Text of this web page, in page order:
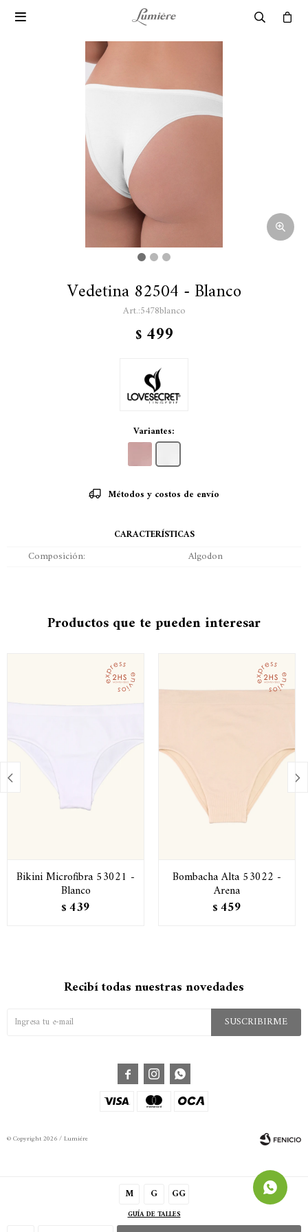

Vedetina 82504 - Blanco
5478blanco
$ 499
Variantes:
M G GG
GUÍA DE TALLES
Métodos y costos de envío
CARACTERÍSTICAS
Composición Algodon
Productos que te pueden interesar
Bikini Microfibra 53021 -
Blanco
$ 439
Bombacha Alta 53022 -
Arena
$ 459
 
Recibí todas nuestras novedades
SUSCRIBIRME
  
© Copyright 2026 / Lumiére